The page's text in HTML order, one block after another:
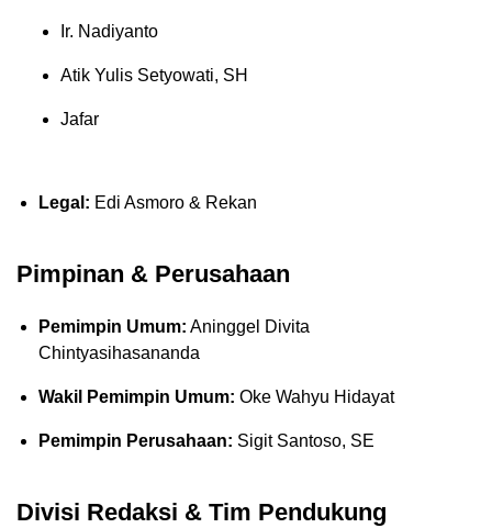
Ir. Nadiyanto
Atik Yulis Setyowati, SH
Jafar
Legal: Edi Asmoro & Rekan
Pimpinan & Perusahaan
Pemimpin Umum: Aninggel Divita
Chintyasihasananda
Wakil Pemimpin Umum: Oke Wahyu Hidayat
Pemimpin Perusahaan: Sigit Santoso, SE
Divisi Redaksi & Tim Pendukung